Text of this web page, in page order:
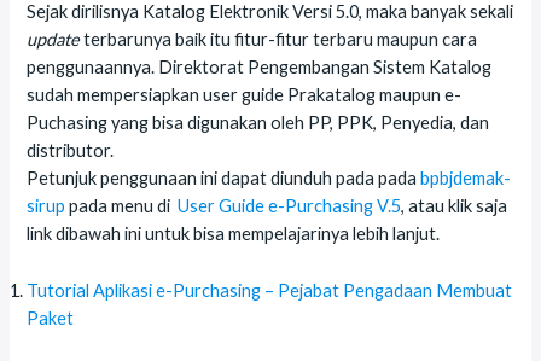
Sejak dirilisnya Katalog Elektronik Versi 5.0, maka banyak sekali
updateterbarunya baik itu fitur-fitur terbaru maupun cara
penggunaannya. Direktorat Pengembangan Sistem Katalog
sudah mempersiapkan user guide Prakatalog maupun e-
Puchasing yang bisa digunakan oleh PP, PPK, Penyedia, dan
distributor.
Petunjuk penggunaan ini dapat diunduh pada padabpbjdemak-
sirup pada menu diUser Guide e-Purchasing V.5, atau klik saja
link dibawah ini untuk bisa mempelajarinya lebih lanjut.
Tutorial Aplikasi e-Purchasing – Pejabat Pengadaan Membuat
Paket